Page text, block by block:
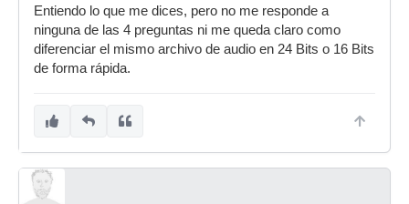
escuchar ruido.
Entiendo lo que me dices, pero no me responde a
ninguna de las 4 preguntas ni me queda claro como
diferenciar el mismo archivo de audio en 24 Bits o 16 Bits
de forma rápida.